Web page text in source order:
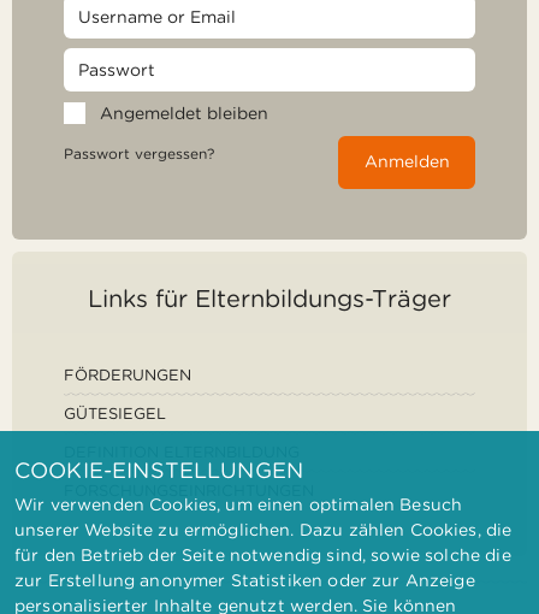
Angemeldet bleiben
Passwort vergessen? Anmelden
Links für Elternbildungs-Träger
FÖRDERUNGEN
GÜTESIEGEL
COOKIE-EINSTELLUNGEN
Wir verwenden Cookies, um einen optimalen Besuch
unserer Website zu ermöglichen. Dazu zählen Cookies, die
für den Betrieb der Seite notwendig sind, sowie solche die
zur Erstellung anonymer Statistiken oder zur Anzeige
personalisierter Inhalte genutzt werden. Sie können